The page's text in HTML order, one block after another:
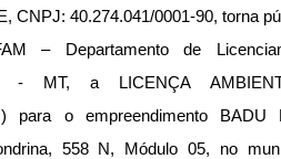
CNPJ: 40.274.041/0001-90, torna
– Departamento de
- MT, a LICENÇA
para o empreendimento BADU
558 N, Módulo 05, no